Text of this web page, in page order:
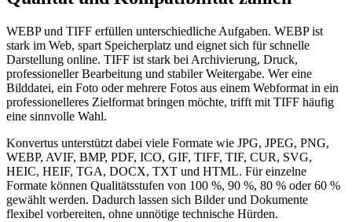
WEBP und TIFF erfüllen unterschiedliche Aufgaben. WEBP ist
stark im Web, spart Speicherplatz und eignet sich für schnelle
Darstellung online. TIFF ist stark bei Archivierung, Druck,
professioneller Bearbeitung und stabiler Weitergabe. Wer eine
Bilddatei, ein Foto oder mehrere Fotos aus einem Webformat in ein
professionelleres Zielformat bringen möchte, trifft mit TIFF häufig
eine sinnvolle Wahl.
Konvertus unterstützt dabei viele Formate wie JPG, JPEG, PNG,
WEBP, AVIF, BMP, PDF, ICO, GIF, TIFF, TIF, CUR, SVG,
HEIC, HEIF, TGA, DOCX, TXT und HTML. Für einzelne
Formate können Qualitätsstufen von 100 %, 90 %, 80 % oder 60 %
gewählt werden. Dadurch lassen sich Bilder und Dokumente
flexibel vorbereiten, ohne unnötige technische Hürden.